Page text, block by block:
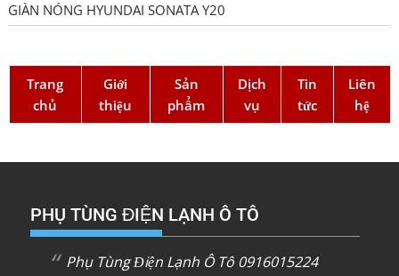
GIÀN NÓNG HYUNDAI SONATA Y20
Trang
chủ
Giới
thiệu
Sản
phẩm
Dịch
vụ
Tin
tức
Liên
hệ
PHỤ TÙNG ĐIỆN LẠNH Ô TÔ
Phụ Tùng Điện Lạnh Ô Tô 0916015224